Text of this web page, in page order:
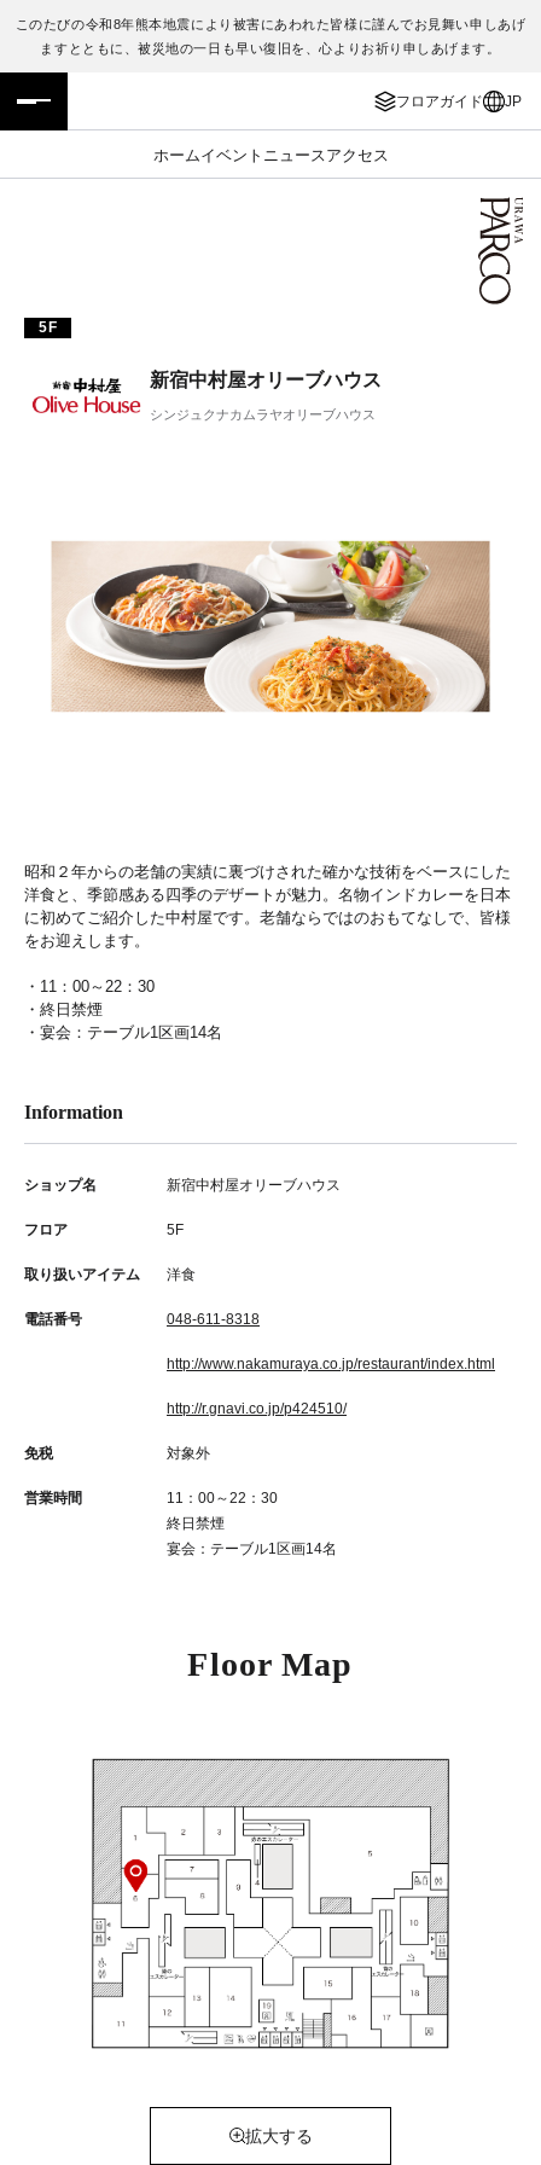
このたびの令和8年熊本地震により被害にあわれた皆様に謹んでお見舞い申しあげ
ますとともに、被災地の一日も早い復旧を、心よりお祈り申しあげます。
フロアガイド JP
ホームイベント ニュース アクセス
フロアガイド
施設案内・アクセス
ENGLISH
繁体字
5F
新宿中村屋オリーブハウス
シンジュクナカムラヤオリーブハウス
昭和２年からの老舗の実績に裏づけされた確かな技術をベースにした
洋食と、季節感ある四季のデザートが魅力。名物インドカレーを日本
に初めてご紹介した中村屋です。老舗ならではのおもてなしで、皆様
をお迎えします。
・11：00～22：30
・終日禁煙
・宴会：テーブル1区画14名
Information
ショップ名 新宿中村屋オリーブハウス
フロア 5F
取り扱いアイテム 洋食
電話番号 048-611-8318
http://www.nakamuraya.co.jp/restaurant/index.html
http://r.gnavi.co.jp/p424510/
免税 対象外
営業時間
11：00～22：30
終日禁煙
宴会：テーブル1区画14名
Floor Map
拡大する